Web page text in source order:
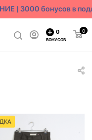
| 3000 бонусов в
0
0
БОНУСОВ